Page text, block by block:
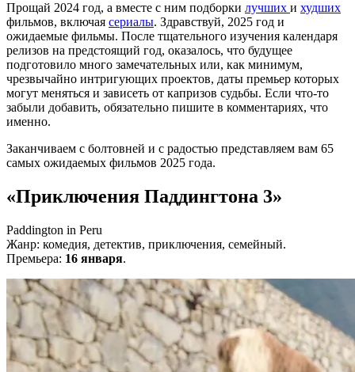
Прощай 2024 год, а вместе с ним подборки лучших и худших
фильмов, включая сериалы. Здравствуй, 2025 год и
ожидаемые фильмы. После тщательного изучения календаря
релизов на предстоящий год, оказалось, что будущее
подготовило много замечательных или, как минимум,
чрезвычайно интригующих проектов, даты премьер которых
могут меняться и зависеть от капризов судьбы. Если что-то
забыли добавить, обязательно пишите в комментариях, что
именно.
Заканчиваем с болтовней и с радостью представляем вам 65
самых ожидаемых фильмов 2025 года.
«Приключения Паддингтона 3»
Paddington in Peru
Жанр: комедия, детектив, приключения, семейный.
Премьера: 16 января.